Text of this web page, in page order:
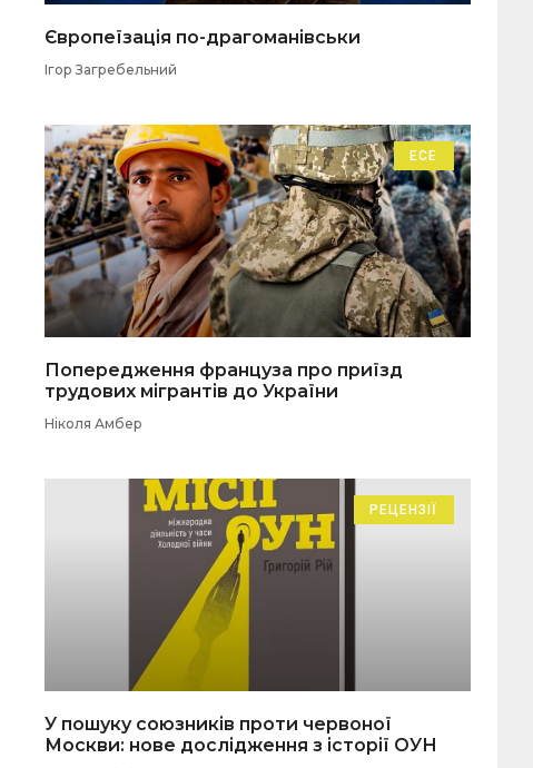
Європеїзація по-драгоманівськи
Ігор Загребельний
ЕСЕ
Попередження француза про приїзд
трудових мігрантів до України
Ніколя Амбер
РЕЦЕНЗІЇ
У пошуку союзників проти червоної
Москви: нове дослідження з історії ОУН